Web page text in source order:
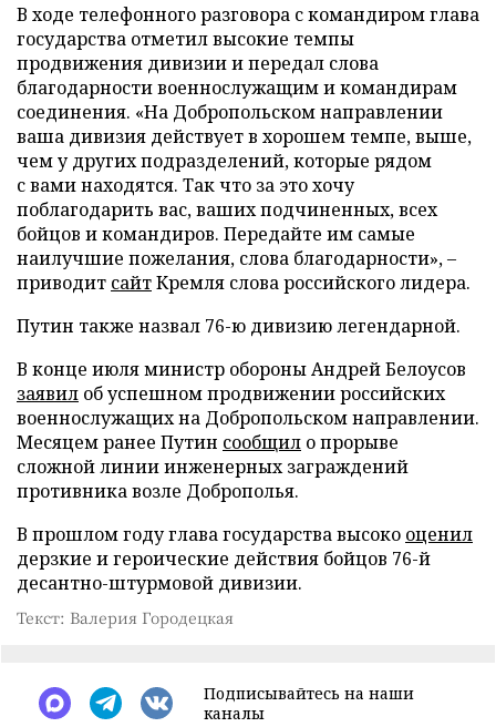
В ходе телефонного разговора с командиром глава
государства отметил высокие темпы
продвижения дивизии и передал слова
благодарности военнослужащим и командирам
соединения. «На Добропольском направлении
ваша дивизия действует в хорошем темпе, выше,
чем у других подразделений, которые рядом
с вами находятся. Так что за это хочу
поблагодарить вас, ваших подчиненных, всех
бойцов и командиров. Передайте им самые
наилучшие пожелания, слова благодарности», –
приводит сайтКремля слова российского лидера.
Путин также назвал 76-ю дивизию легендарной.
В конце июля министр обороны Андрей Белоусов
заявил об успешном продвижении российских
военнослужащих на Добропольском направлении.
Месяцем ранее Путин сообщил о прорыве
сложной линии инженерных заграждений
противника возле Доброполья.
В прошлом году глава государства высоко оценил
дерзкие и героические действия бойцов 76-й
десантно-штурмовой дивизии.
Текст: Валерия Городецкая
Подписывайтесь на наши
каналы